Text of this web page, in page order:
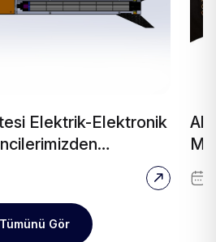
Elektrik-Elektronik
Tümünü Gör